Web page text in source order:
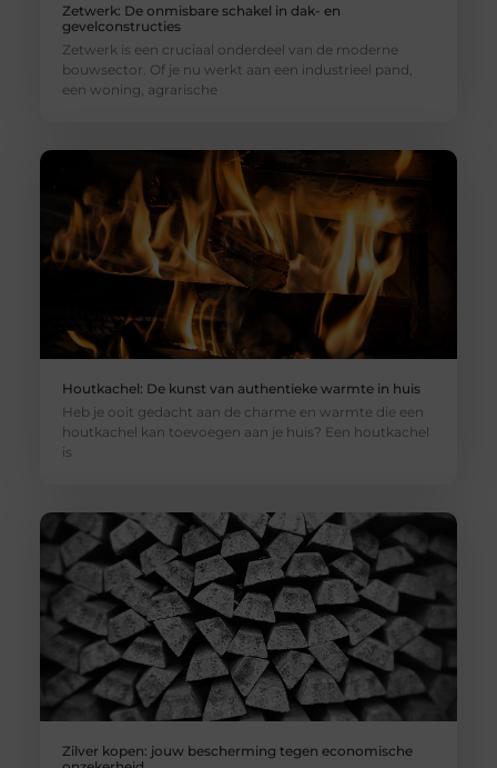
Zetwerk: De onmisbare schakel in dak- en
gevelconstructies
Zetwerk is een cruciaal onderdeel van de moderne
bouwsector. Of je nu werkt aan een industrieel pand,
een woning, agrarische
Houtkachel: De kunst van authentieke warmte in huis
Heb je ooit gedacht aan de charme en warmte die een
houtkachel kan toevoegen aan je huis? Een houtkachel
is
Zilver kopen: jouw bescherming tegen economische